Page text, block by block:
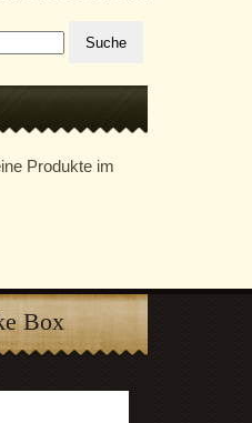
Suche
Produkte im
Box